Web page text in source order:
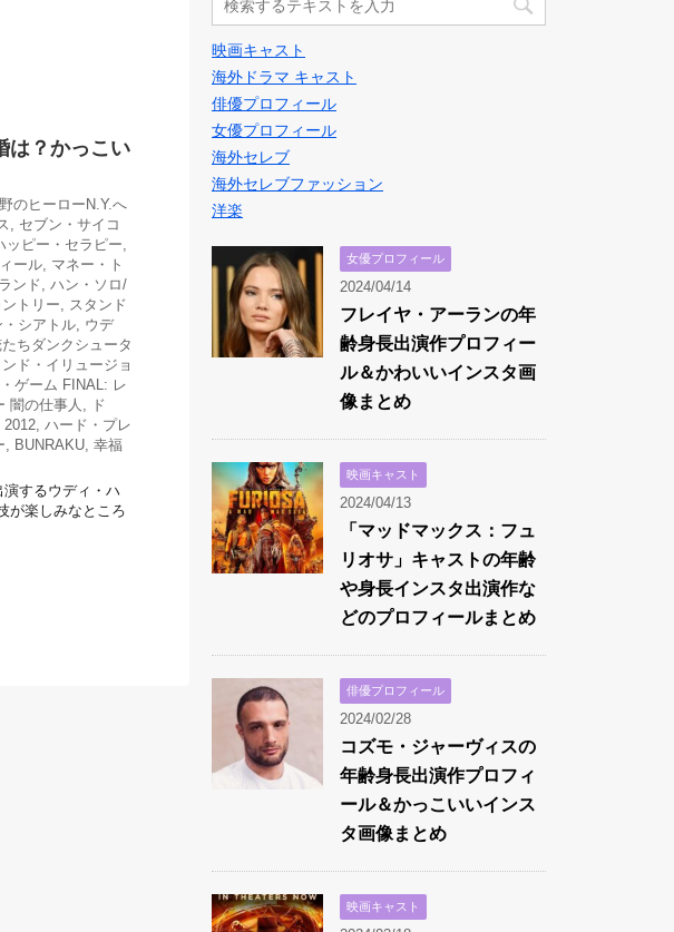
は？かっこい
のヒーローN.Y.へ
, セブン・サイコ
ッピー・セラピー,
ール, マネー・ト
ンド, ハン・ソロ/
ントリー, スタンド
シアトル, ウデ
ちダンクシュータ
ド・イリュージョ
ゲーム FINAL: レ
闇の仕事人 , ド
2012, ハード・プレ
, BUNRAKU, 幸福
するウディ・ハ
が楽しみなところ
映画キャスト
海外ドラマ キャスト
俳優プロフィール
女優プロフィール
海外セレブ
海外セレブファッション
洋楽
女優プロフィール
2024/04/14
フレイヤ・アーランの年
齢身長出演作プロフィー
ル＆かわいいインスタ画
像まとめ
映画キャスト
2024/04/13
「マッドマックス：フュ
リオサ」キャストの年齢
や身長インスタ出演作な
どのプロフィールまとめ
俳優プロフィール
2024/02/28
コズモ・ジャーヴィスの
年齢身長出演作プロフィ
ール＆かっこいいインス
タ画像まとめ
映画キャスト